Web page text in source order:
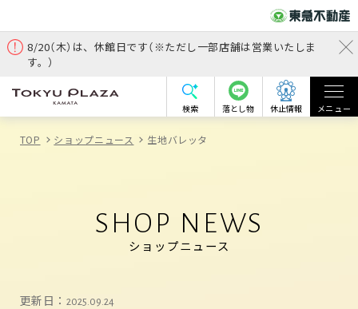
8/20（木）は、休館日です（※ただし一部店舗は営業いたしま
す。）
検索 落とし物 休止情報 メニュー
TOP ショップニュース 生地バレッタ
SHOP NEWS
ショップニュース
更新日： 2025.09.24